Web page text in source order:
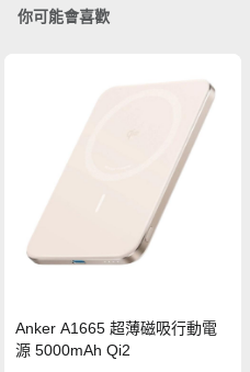
你可能會喜歡
Anker A1665 超薄磁吸行動電
源 5000mAh Qi2